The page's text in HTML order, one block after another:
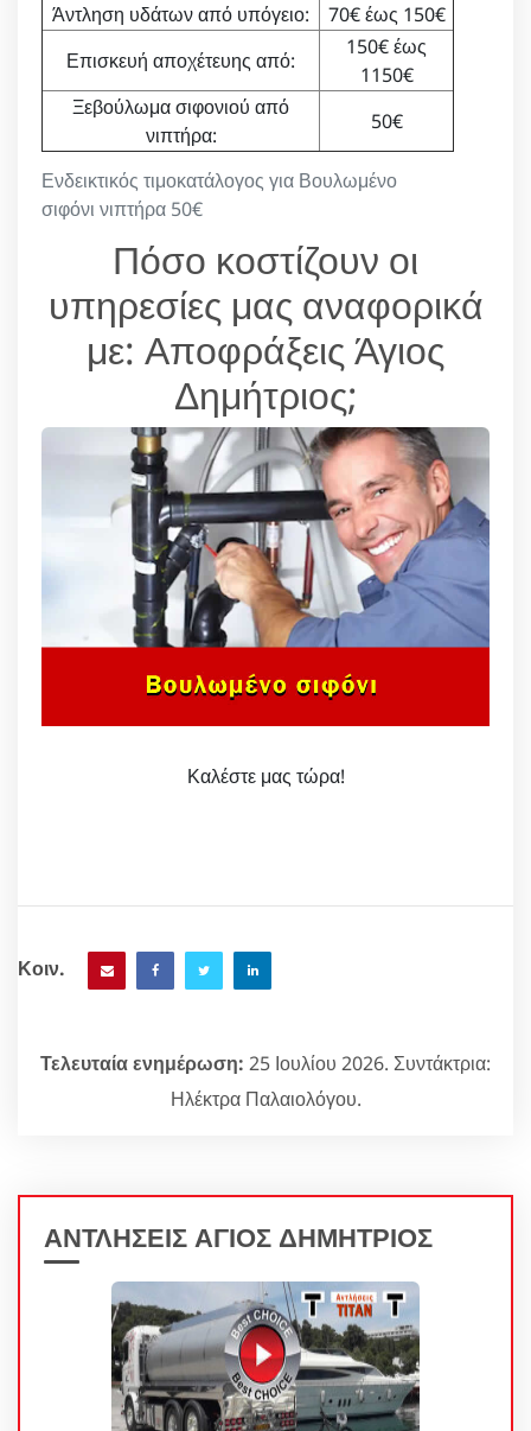
Ενδεικτικός τιμοκατάλογος για Βουλωμένο
σιφόνι νιπτήρα 50€
Άντληση υδάτων από υπόγειο:
70€ έως 150€
Επισκευή αποχέτευης από:
150€ έως
1150€
Ξεβούλωμα σιφονιού από
νιπτήρα:
50€
Πόσο κοστίζουν οι
υπηρεσίες μας αναφορικά
με: Αποφράξεις Άγιος
Δημήτριος;
Καλέστε μας τώρα!
Κοιν.
Τελευταία ενημέρωση: 25 Ιουλίου 2026. Συντάκτρια:
Ηλέκτρα Παλαιολόγου.
ΑΝΤΛΗΣΕΙΣ ΑΓΙΟΣ ΔΗΜΗΤΡΙΟΣ